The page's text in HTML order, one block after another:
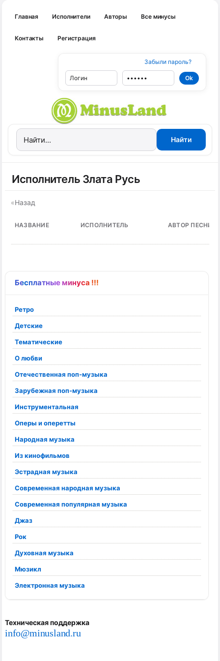
Главная Исполнители Авторы Все минусы
Контакты Регистрация
Забыли пароль?
Бесплатные минуса !!!
Ретро
Детские
Тематические
О любви
Отечественная поп-музыка
Зарубежная поп-музыка
Инструментальная
Оперы и оперетты
Народная музыка
Из кинофильмов
Эстрадная музыка
Современная народная музыка
Современная популярная музыка
Джаз
Рок
Духовная музыка
Мюзикл
Электронная музыка
Техническая поддержка
info@minusland.ru
Исполнитель Злата Русь
«Назад
НАЗВАНИЕ ИСПОЛНИТЕЛЬ АВТОР ПЕСНИ